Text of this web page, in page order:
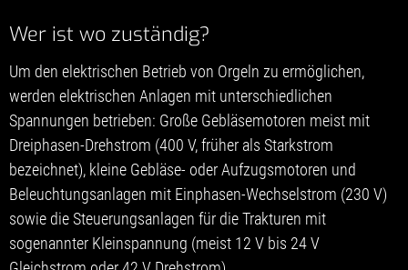
Wer ist wo zuständig?
Um den elektrischen Betrieb von Orgeln zu ermöglichen,
werden elektrischen Anlagen mit unterschiedlichen
Spannungen betrieben: Große Gebläsemotoren meist mit
Dreiphasen-Drehstrom (400 V, früher als Starkstrom
bezeichnet), kleine Gebläse- oder Aufzugsmotoren und
Beleuchtungsanlagen mit Einphasen-Wechselstrom (230 V)
sowie die Steuerungsanlagen für die Trakturen mit
sogenannter Kleinspannung (meist 12 V bis 24 V